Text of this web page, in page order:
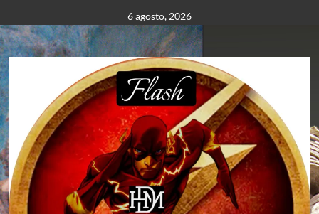
al
contenido
6 agosto, 2026